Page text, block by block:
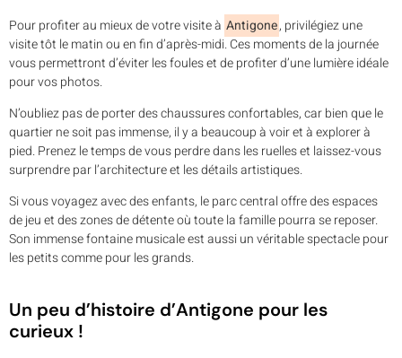
Pour profiter au mieux de votre visite à Antigone, privilégiez une
visite tôt le matin ou en fin d’après-midi. Ces moments de la journée
vous permettront d’éviter les foules et de profiter d’une lumière idéale
pour vos photos.
N’oubliez pas de porter des chaussures confortables, car bien que le
quartier ne soit pas immense, il y a beaucoup à voir et à explorer à
pied. Prenez le temps de vous perdre dans les ruelles et laissez-vous
surprendre par l’architecture et les détails artistiques.
Si vous voyagez avec des enfants, le parc central offre des espaces
de jeu et des zones de détente où toute la famille pourra se reposer.
Son immense fontaine musicale est aussi un véritable spectacle pour
les petits comme pour les grands.
Un peu d’histoire d’Antigone pour les
curieux !